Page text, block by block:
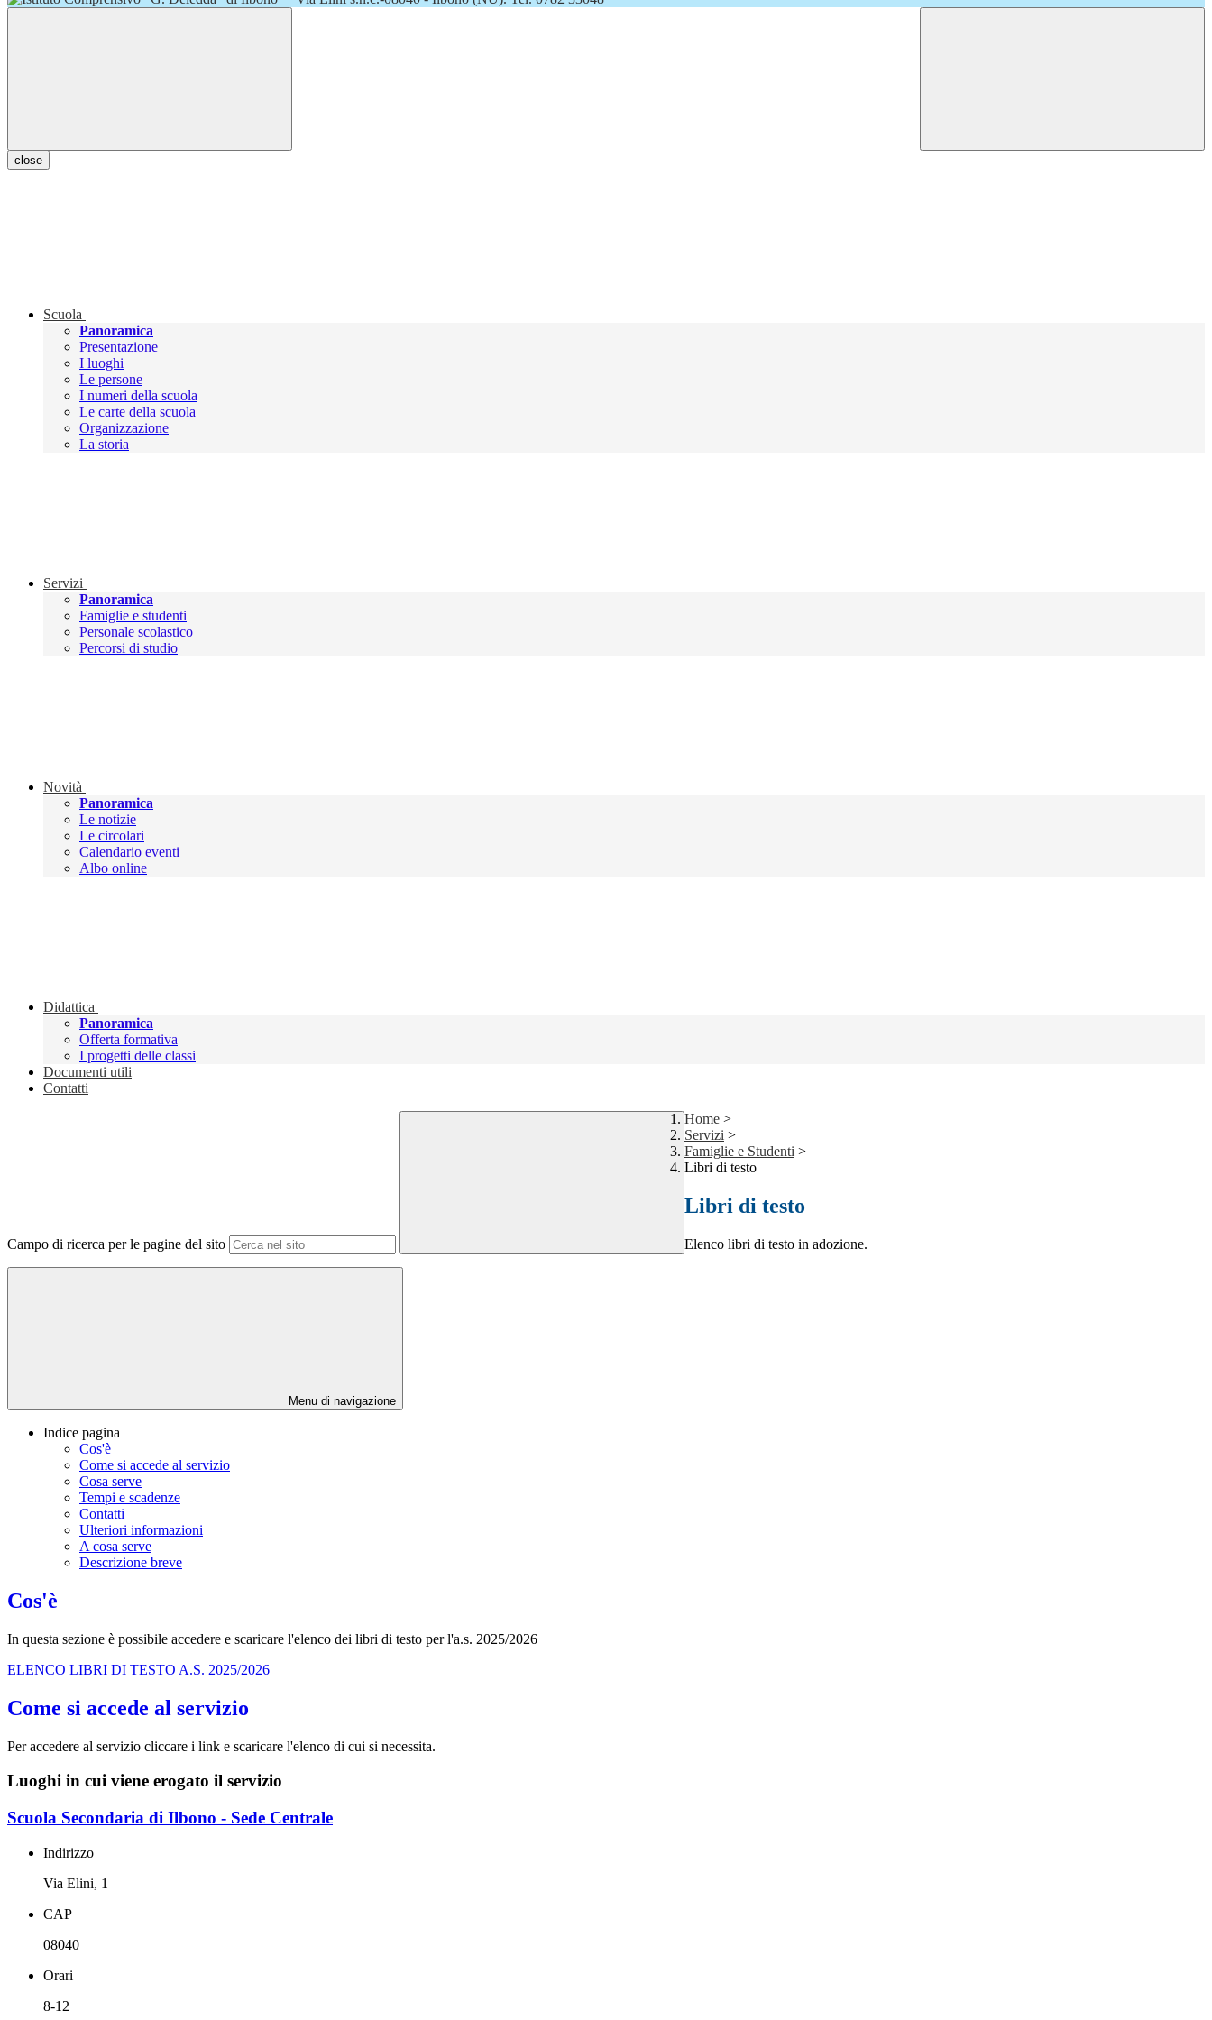
close
Scuola
Panoramica
Presentazione
I luoghi
Le persone
I numeri della scuola
Le carte della scuola
Organizzazione
La storia
Servizi
Panoramica
Famiglie e studenti
Personale scolastico
Percorsi di studio
Novità
Panoramica
Le notizie
Le circolari
Calendario eventi
Albo online
Didattica
Panoramica
Offerta formativa
I progetti delle classi
Documenti utili
Contatti
Campo di ricerca per le pagine del sito
Home >
Servizi >
Famiglie e Studenti >
Libri di testo
Libri di testo
Elenco libri di testo in adozione.
Menu di navigazione
Indice pagina
Cos'è
Come si accede al servizio
Cosa serve
Tempi e scadenze
Contatti
Ulteriori informazioni
A cosa serve
Descrizione breve
Cos'è
In questa sezione è possibile accedere e scaricare l'elenco dei libri di testo per l'a.s. 2025/2026
ELENCO LIBRI DI TESTO A.S. 2025/2026
Come si accede al servizio
Per accedere al servizio cliccare i link e scaricare l'elenco di cui si necessita.
Luoghi in cui viene erogato il servizio
Scuola Secondaria di Ilbono - Sede Centrale
Indirizzo
Via Elini, 1
CAP
08040
Orari
8-12